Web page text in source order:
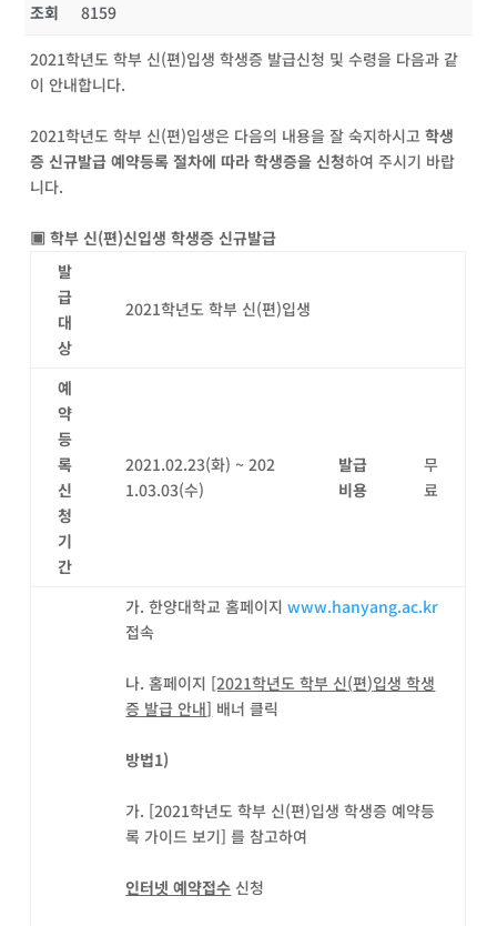
조회
8159
2021학년도 학부 신(편)입생 학생증 발급신청 및 수령을 다음과 같
이 안내합니다.
2021학년도 학부 신(편)입생은 다음의 내용을 잘 숙지하시고학생
증 신규발급 예약등록 절차에 따라 학생증을 신청하여 주시기 바랍
니다.
▣학부 신(편)신입생 학생증 신규발급
발
급
대
상
2021학년도 학부 신(편)입생
예
약
등
록
신
청
기
간
2021.02.23(화) ~ 202
1.03.03(수)
발급
비용
무
료
가. 한양대학교 홈페이지www.hanyang.ac.kr
접속
나. 홈페이지 [2021학년도 학부 신(편)입생 학생
증 발급 안내] 배너 클릭
방법1)
가. [2021학년도 학부 신(편)입생 학생증 예약등
록 가이드 보기] 를 참고하여
인터넷 예약접수 신청